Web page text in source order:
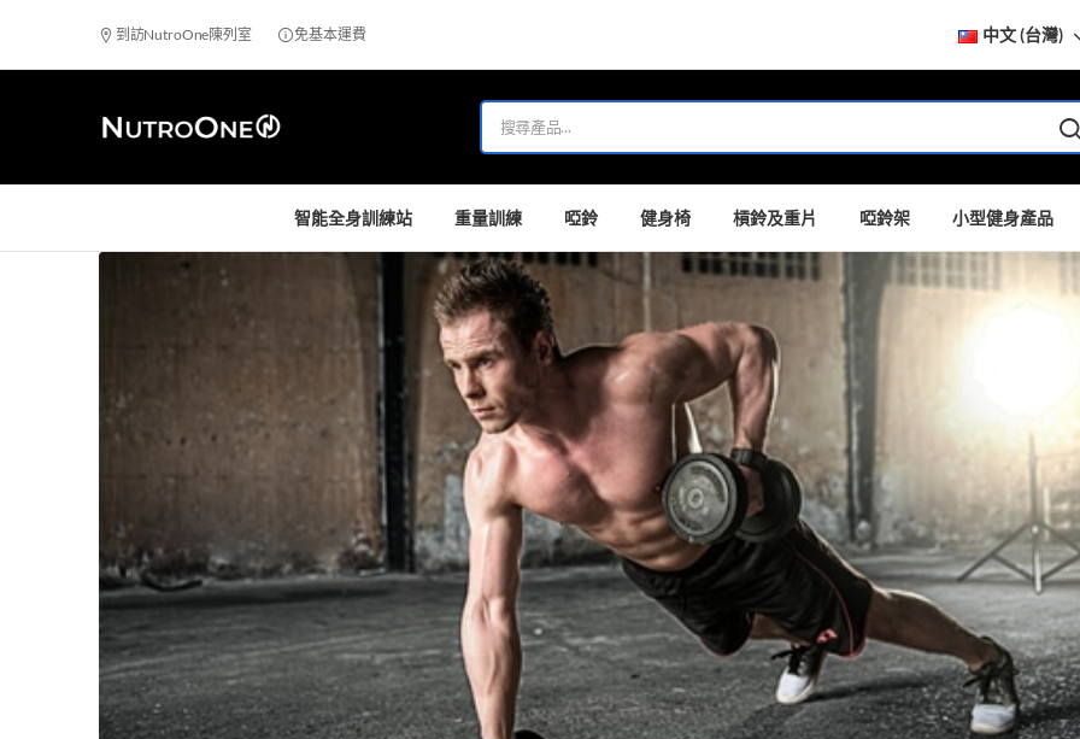
到訪NutroOne陳列室 免基本運費 中文 (台灣)
智能全身訓練站 重量訓練 啞鈴 健身椅 槓鈴及重片 啞鈴架 小型健身產品